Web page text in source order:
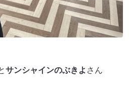
サンシャインのぶきよ さん